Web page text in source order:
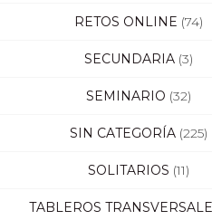
RETOS ONLINE (74)
SECUNDARIA(3)
SEMINARIO (32)
SIN CATEGORÍA(225)
SOLITARIOS (11)
TABLEROS